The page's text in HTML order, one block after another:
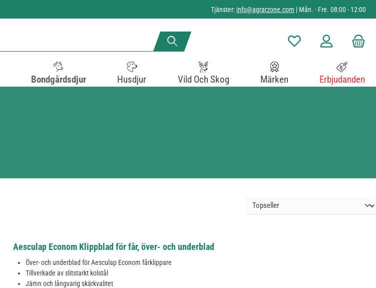
Tjänster: info@agrarzone.com | Mån. - Fre. 08:00 - 12:00
Du har 0 objekt i
Bondgårdsdjur Husdjur Vild Och Skog Märken Erbjudanden
Aesculap Econom Klippblad för får, över- och underblad
Över- och underblad för Aesculap Econom fårklippare
Tillverkade av slitstarkt kolstål
Jämn och långvarig skärkvalitet